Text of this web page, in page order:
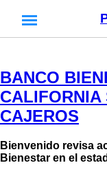
BANCO
CALIFORNIA
CAJEROS
Bienvenido revisa
Bienestar en el